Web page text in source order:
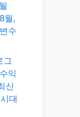
월,
수
그
익
신
대